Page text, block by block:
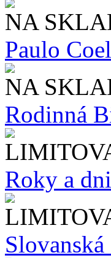
NA
Paulo
NA
Rodinná
Roky a dni
Slo​vanská